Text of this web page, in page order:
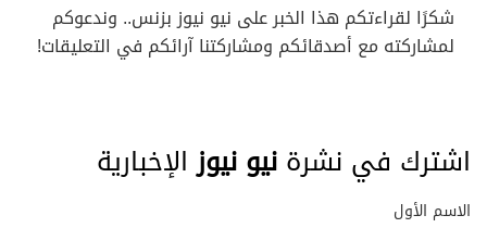
شكرًا لقراءتكم هذا الخبر على نيو نيوز بزنس.. وندعوكم
لمشاركته مع أصدقائكم ومشاركتنا آرائكم في التعليقات!
اشترك في نشرةنيو نيوزالإخبارية
الاسم الأول